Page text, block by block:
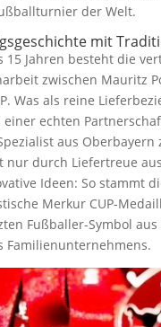
der Welt.
mit
15 Jahren besteht die
zwischen Mauritz
Was als reine
einer echten
aus Oberbayern
nur durch Liefertreue
Ideen: So stammt
Merkur CUP-
Fußballer-Symbol
Familienunternehmens.